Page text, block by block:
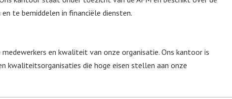
te bemiddelen in financiële diensten.
en kwaliteit van onze organisatie. Ons kantoor is
kwaliteitsorganisaties die hoge eisen stellen aan onze